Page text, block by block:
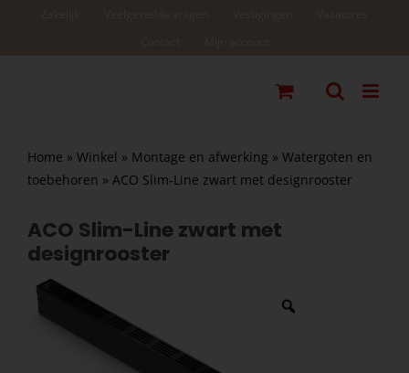
Home » Winkel » Montage en afwerking » Watergoten en
toebehoren » ACO Slim-Line zwart met designrooster
ACO Slim-Line zwart met
designrooster